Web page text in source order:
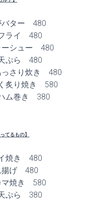
バター 480
ライ 480
ーシュー 480
ぷら 480
っさり炊き 480
炙り焼き 580
ム巻き 380
てるもの】
焼き 480
揚げ 480
マ焼き 580
ぷら 380